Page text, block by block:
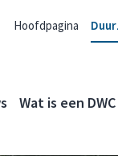
Hoofdpagina
Wat is een DWC